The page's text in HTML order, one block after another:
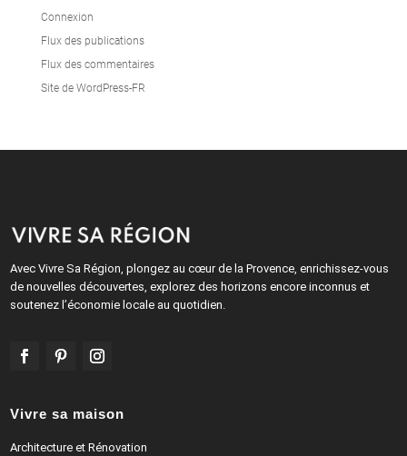
Connexion
Flux des publications
Flux des commentaires
Site de WordPress-FR
Avec Vivre Sa Région, plongez au cœur de la Provence, enrichissez-vous
de nouvelles découvertes, explorez des horizons encore inconnus et
soutenez l’économie locale au quotidien.
Vivre sa maison
Architecture et Rénovation